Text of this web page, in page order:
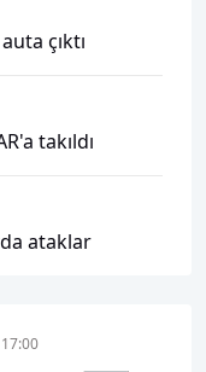
çıktı
takıldı
ataklar